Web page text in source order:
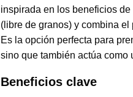
inspirada en los beneficios
(libre de granos) y combina el
Es la opción perfecta para
sino que también actúa como
Beneficios clave